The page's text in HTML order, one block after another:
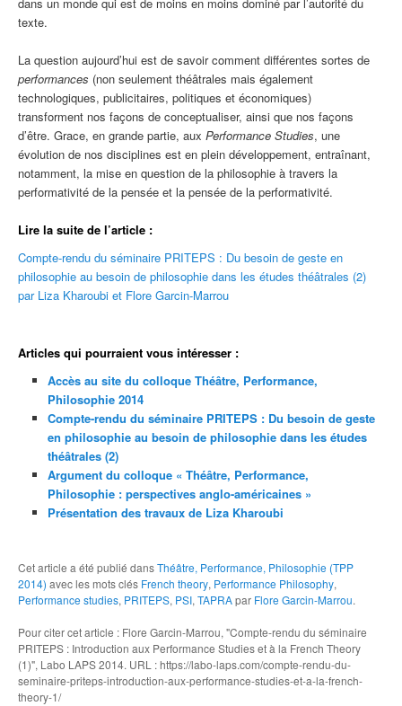
texte.
La question aujourd’hui est de savoir comment différentes sortes de
performances (non seulement théâtrales mais également
technologiques, publicitaires, politiques et économiques)
transforment nos façons de conceptualiser, ainsi que nos façons
d’être. Grace, en grande partie, aux Performance Studies, une
évolution de nos disciplines est en plein développement, entraînant,
notamment, la mise en question de la philosophie à travers la
performativité de la pensée et la pensée de la performativité.
Lire la suite de l’article :
Compte-rendu du séminaire PRITEPS : Du besoin de geste en
philosophie au besoin de philosophie dans les études théâtrales (2)
par Liza Kharoubi et Flore Garcin-Marrou
Articles qui pourraient vous intéresser :
Accès au site du colloque Théâtre, Performance,
Philosophie 2014
Compte-rendu du séminaire PRITEPS : Du besoin de geste
en philosophie au besoin de philosophie dans les études
théâtrales (2)
Argument du colloque « Théâtre, Performance,
Philosophie : perspectives anglo-américaines »
Présentation des travaux de Liza Kharoubi
Cet article a été publié dansThéâtre, Performance, Philosophie (TPP
2014) avec les mots clés French theory, Performance Philosophy,
Performance studies, PRITEPS, PSI, TAPRApar Flore Garcin-Marrou.
Pour citer cet article : Flore Garcin-Marrou, "Compte-rendu du séminaire
PRITEPS : Introduction aux Performance Studies et à la French Theory
(1)", Labo LAPS 2014. URL : https://labo-laps.com/compte-rendu-du-
seminaire-priteps-introduction-aux-performance-studies-et-a-la-french-
theory-1/